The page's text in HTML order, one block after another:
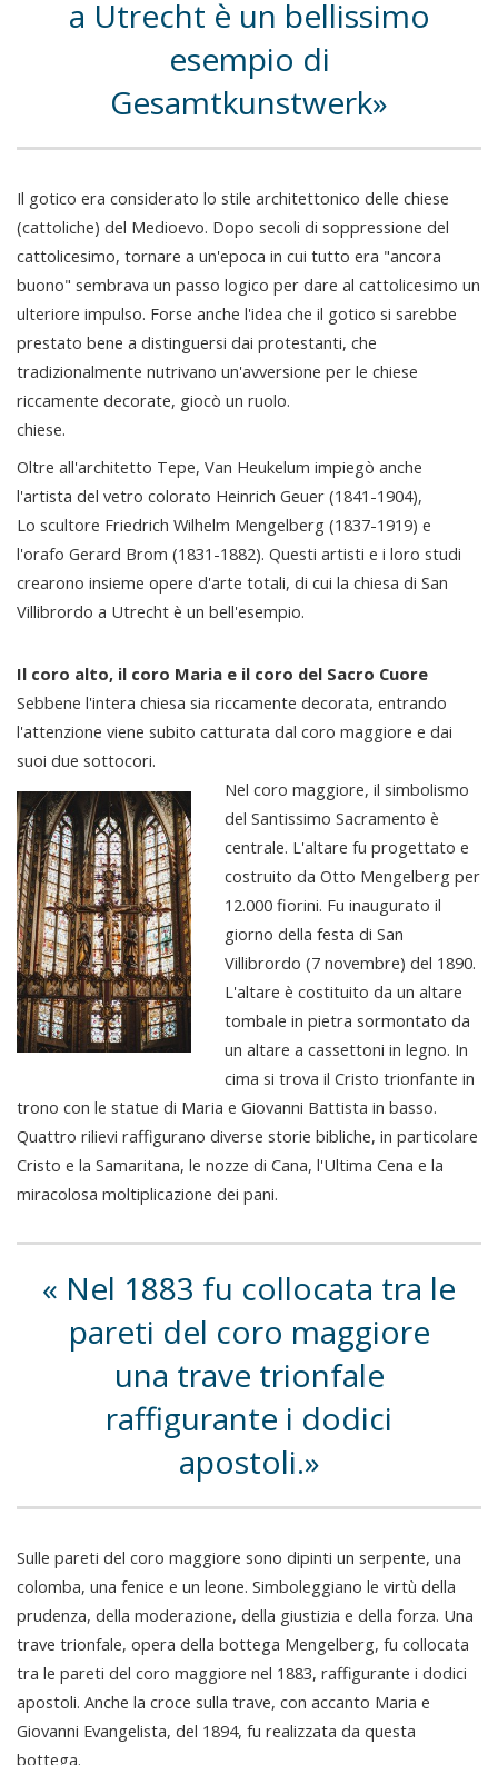
a Utrecht è un bellissimo
esempio di
Gesamtkunstwerk
Il gotico era considerato lo stile architettonico delle chiese
(cattoliche) del Medioevo. Dopo secoli di soppressione del
cattolicesimo, tornare a un'epoca in cui tutto era "ancora
buono" sembrava un passo logico per dare al cattolicesimo un
ulteriore impulso. Forse anche l'idea che il gotico si sarebbe
prestato bene a distinguersi dai protestanti, che
tradizionalmente nutrivano un'avversione per le chiese
riccamente decorate, giocò un ruolo.
chiese.
Oltre all'architetto Tepe, Van Heukelum impiegò anche
l'artista del vetro colorato Heinrich Geuer (1841-1904),
Lo scultore Friedrich Wilhelm Mengelberg (1837-1919) e
l'orafo Gerard Brom (1831-1882). Questi artisti e i loro studi
crearono insieme opere d'arte totali, di cui la chiesa di San
Villibrordo a Utrecht è un bell'esempio.
Il coro alto, il coro Maria e il coro del Sacro Cuore
Sebbene l'intera chiesa sia riccamente decorata, entrando
l'attenzione viene subito catturata dal coro maggiore e dai
suoi due sottocori.
Nel coro maggiore, il simbolismo
del Santissimo Sacramento è
centrale. L'altare fu progettato e
costruito da Otto Mengelberg per
12.000 fiorini. Fu inaugurato il
giorno della festa di San
Villibrordo (7 novembre) del 1890.
L'altare è costituito da un altare
tombale in pietra sormontato da
un altare a cassettoni in legno. In
cima si trova il Cristo trionfante in
trono con le statue di Maria e Giovanni Battista in basso.
Quattro rilievi raffigurano diverse storie bibliche, in particolare
Cristo e la Samaritana, le nozze di Cana, l'Ultima Cena e la
miracolosa moltiplicazione dei pani.
Nel 1883 fu collocata tra le
pareti del coro maggiore
una trave trionfale
raffigurante i dodici
apostoli.
Sulle pareti del coro maggiore sono dipinti un serpente, una
colomba, una fenice e un leone. Simboleggiano le virtù della
prudenza, della moderazione, della giustizia e della forza. Una
trave trionfale, opera della bottega Mengelberg, fu collocata
tra le pareti del coro maggiore nel 1883, raffigurante i dodici
apostoli. Anche la croce sulla trave, con accanto Maria e
Giovanni Evangelista, del 1894, fu realizzata da questa
bottega.